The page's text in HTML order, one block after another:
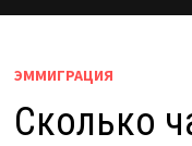
ЭММИГРАЦИЯ
Сколько